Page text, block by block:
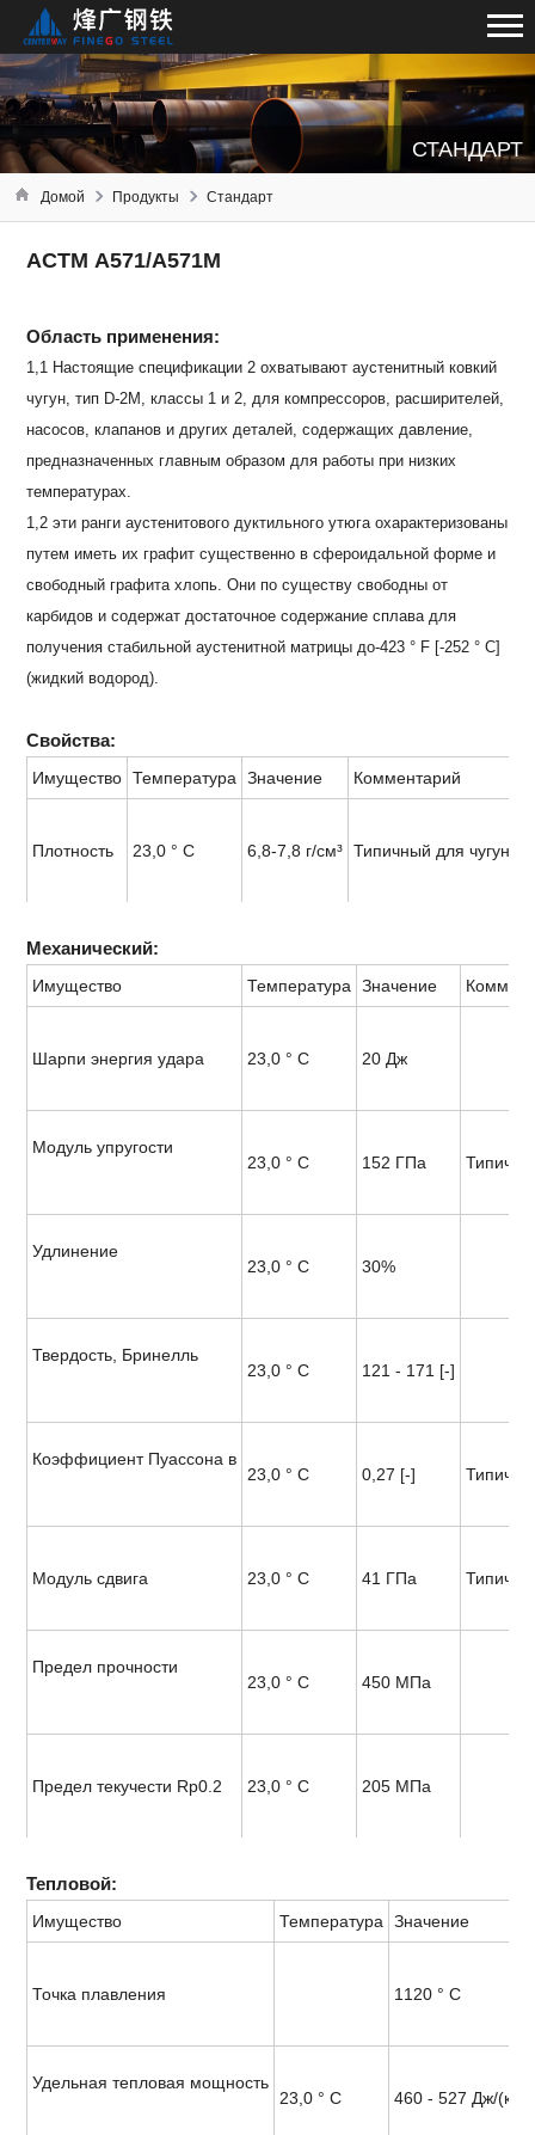
СТАНДАРТ
Домой Продукты Стандарт
АСТМ А571/А571М
Область применения:
1,1 Настоящие спецификации 2 охватывают аустенитный ковкий
чугун, тип D-2M, классы 1 и 2, для компрессоров, расширителей,
насосов, клапанов и других деталей, содержащих давление,
предназначенных главным образом для работы при низких
температурах.
1,2 эти ранги аустенитового дуктильного утюга охарактеризованы
путем иметь их графит существенно в сфероидальной форме и
свободный графита хлопь. Они по существу свободны от
карбидов и содержат достаточное содержание сплава для
получения стабильной аустенитной матрицы до-423 ° F [-252 ° C]
(жидкий водород).
Свойства:
Имущество Температура Значение Комментарий
Плотность 23,0 ° C 6,8-7,8 г/см³ Типичный для чугуна
Механический:
Имущество Температура Значение
Шарпи энергия удара 23,0 ° C 20 Дж
Модуль упругости
23,0 ° C
152 ГПа
Удлинение
23,0 ° C
30%
Твердость, Бринелль
23,0 ° C
121 - 171 [-]
Коэффициент Пуассона в
23,0 ° C
0,27 [-]
Модуль сдвига 23,0 ° C 41 ГПа
Предел прочности
23,0 ° C
450 МПа
Предел текучести Rp0.2 23,0 ° C 205 МПа
Тепловой:
Имущество Температура Значение
Точка плавления 1120 ° C
Удельная тепловая мощность
23,0 ° C
460 - 527 Дж/(кг ·